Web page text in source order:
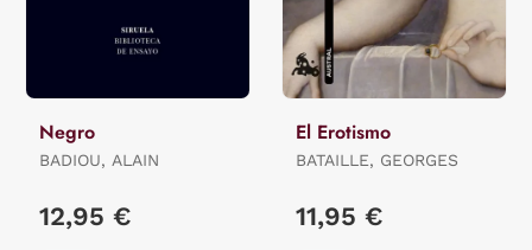
Negro
BADIOU, ALAIN
12,95 €
El Erotismo
BATAILLE, GEORGES
11,95 €